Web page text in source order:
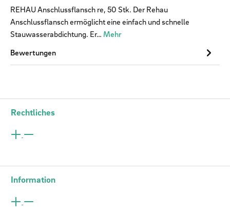
REHAU Anschlussflansch re, 50 Stk. Der Rehau
Anschlussflansch ermöglicht eine einfach und schnelle
Stauwasserabdichtung. Er… Mehr
Bewertungen
Rechtliches
Information